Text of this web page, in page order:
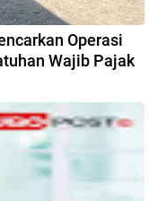
Operasi
Wajib Pajak